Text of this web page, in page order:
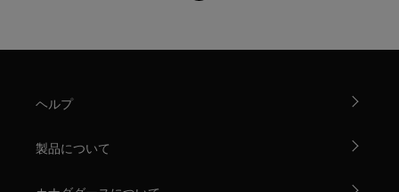
ヘルプ
製品について